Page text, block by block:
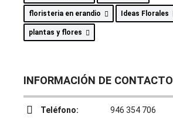
floristeria en erandio Ideas Florales
plantas y flores
INFORMACIÓN DE CONTACTO
Teléfono: 946 354 706